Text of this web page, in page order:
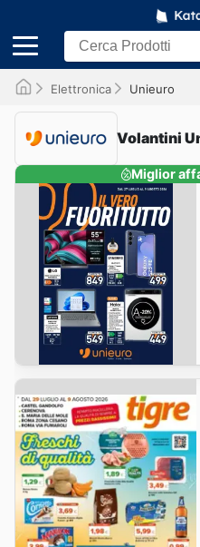
Elettronica Unieuro
Volantini
Miglior